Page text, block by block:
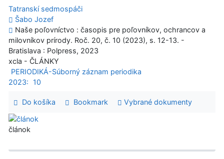
Tatranskí sedmospáči
Šabo Jozef
Naše poľovníctvo : časopis pre poľovníkov, ochrancov a
milovníkov prírody. Roč. 20, č. 10 (2023), s. 12-13. -
Bratislava : Polpress, 2023
xcla - ČLÁNKY
PERIODIKÁ-Súborný záznam periodika
2023:
10
Do košíka Bookmark Vybrané dokumenty
článok